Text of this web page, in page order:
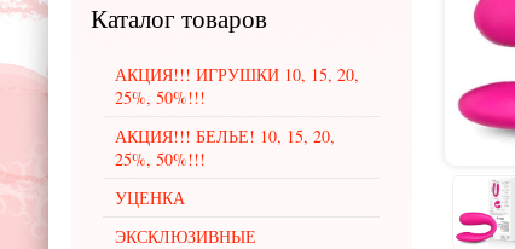
Каталог товаров
АКЦИЯ!!! ИГРУШКИ 10, 15, 20,
25%, 50%!!!
АКЦИЯ!!! БЕЛЬЕ! 10, 15, 20,
25%, 50%!!!
УЦЕНКА
ЭКСКЛЮЗИВНЫЕ